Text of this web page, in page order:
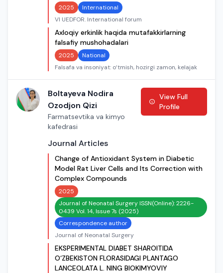
2025
International
VI UEDFOR. International forum
Axloqiy erkinlik haqida mutafakkirlarning
falsafiy mushohadalari
2025
National
Falsafa va insoniyat: o‘tmish, hozirgi zamon, kelajak
Boltayeva Nodira
Ozodjon Qizi
Farmatsevtika va kimyo
kafedrasi
View Full
Profile
Journal Articles
Change of Antioxidant System in Diabetic
Model Rat Liver Cells and Its Correction with
Complex Compounds
2025
Journal of Neonatal Surgery ISSN(Online): 2226-
0439 Vol. 14, Issue 7s (2025)
Correspondence author
Journal of Neonatal Surgery
EKSPERIMENTAL DIABET SHAROITIDA
O‘ZBEKISTON FLORASIDAGI PLANTAGO
LANCEOLATA L. NING BIOKIMYOVIY